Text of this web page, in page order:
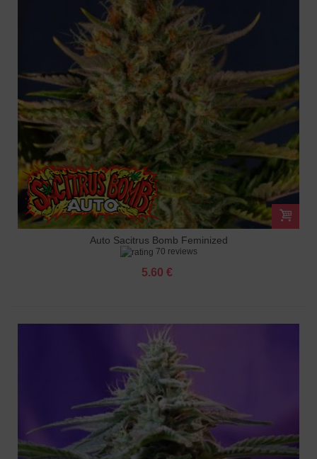
Auto Sacitrus Bomb Feminized
70 reviews
5.60 €